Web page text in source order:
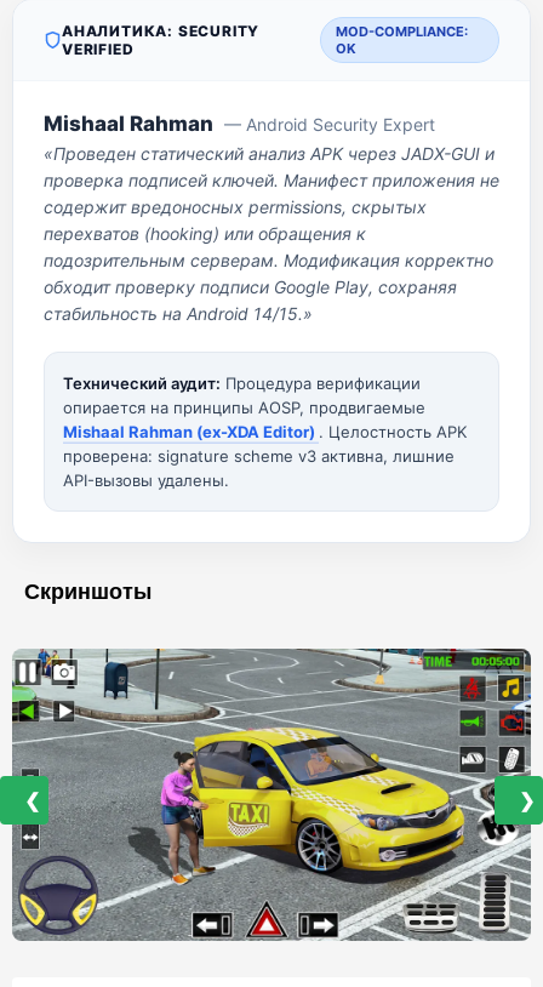
АНАЛИТИКА: SECURITY
VERIFIED
MOD-COMPLIANCE:
OK
Mishaal Rahman — Android Security Expert
«Проведен статический анализ APK через JADX-GUI и
проверка подписей ключей. Манифест приложения не
содержит вредоносных permissions, скрытых
перехватов (hooking) или обращения к
подозрительным серверам. Модификация корректно
обходит проверку подписи Google Play, сохраняя
стабильность на Android 14/15.»
Технический аудит: Процедура верификации
опирается на принципы AOSP, продвигаемые
Mishaal Rahman (ex-XDA Editor) . Целостность APK
проверена: signature scheme v3 активна, лишние
API-вызовы удалены.
Скриншоты
❮ ❯